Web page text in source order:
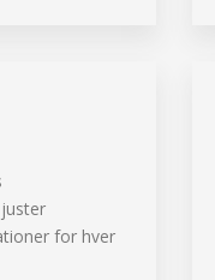
for hver